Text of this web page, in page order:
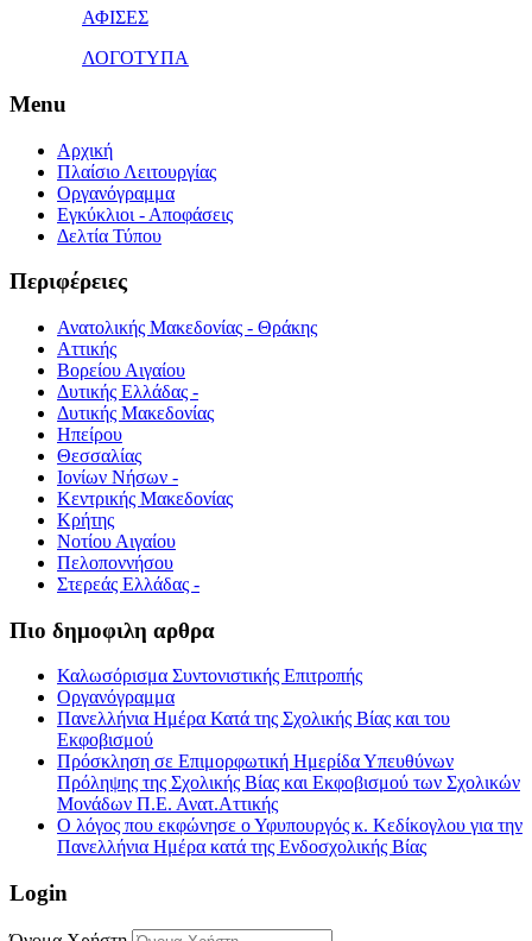
ΑΦΙΣΕΣ
ΛΟΓΟΤΥΠΑ
Menu
Αρχική
Πλαίσιο Λειτουργίας
Οργανόγραμμα
Εγκύκλιοι - Αποφάσεις
Δελτία Τύπου
Περιφέρειες
Ανατολικής Μακεδονίας - Θράκης
Αττικής
Βορείου Αιγαίου
Δυτικής Ελλάδας -
Δυτικής Μακεδονίας
Ηπείρου
Θεσσαλίας
Ιονίων Νήσων -
Κεντρικής Μακεδονίας
Κρήτης
Νοτίου Αιγαίου
Πελοποννήσου
Στερεάς Ελλάδας -
Πιο δημοφιλη αρθρα
Καλωσόρισμα Συντονιστικής Επιτροπής
Οργανόγραμμα
Πανελλήνια Ημέρα Κατά της Σχολικής Βίας και του
Εκφοβισμού
Πρόσκληση σε Επιμορφωτική Ημερίδα Υπευθύνων
Πρόληψης της Σχολικής Βίας και Εκφοβισμού των Σχολικών
Μονάδων Π.Ε. Ανατ.Αττικής
Ο λόγος που εκφώνησε ο Υφυπουργός κ. Κεδίκογλου για την
Πανελλήνια Ημέρα κατά της Ενδοσχολικής Βίας
Login